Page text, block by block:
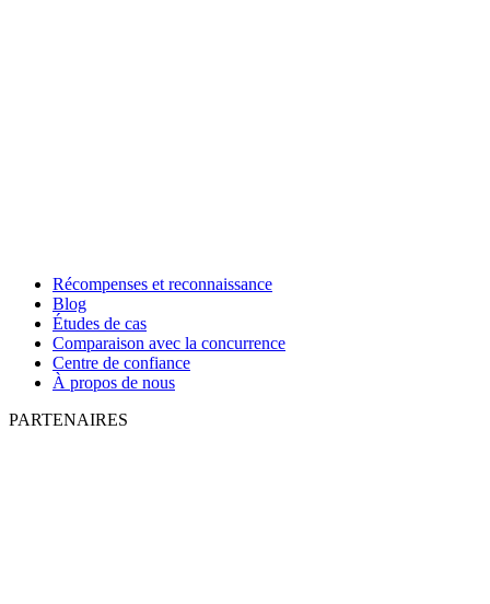
Récompenses et reconnaissance
Blog
Études de cas
Comparaison avec la concurrence
Centre de confiance
À propos de nous
PARTENAIRES